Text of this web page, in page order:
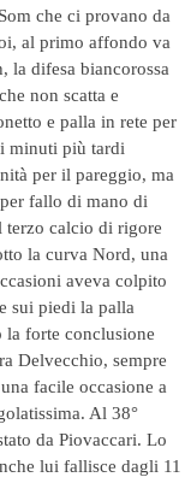
che ci provano da
al primo affondo va
la difesa biancorossa
non scatta e
e palla in rete per
minuti più tardi
per il pareggio, ma
fallo di mano di
terzo calcio di rigore
la curva Nord, una
aveva colpito
sui piedi la palla
la forte conclusione
Delvecchio, sempre
facile occasione a
Al 38°
da Piovaccari. Lo
lui fallisce dagli 11